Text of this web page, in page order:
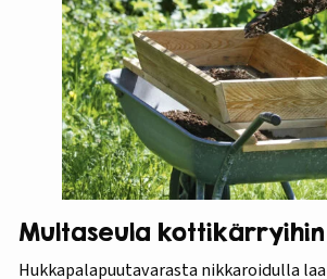
Multaseula kottikärryihin
Hukkapalapuutavarasta nikkaroidulla